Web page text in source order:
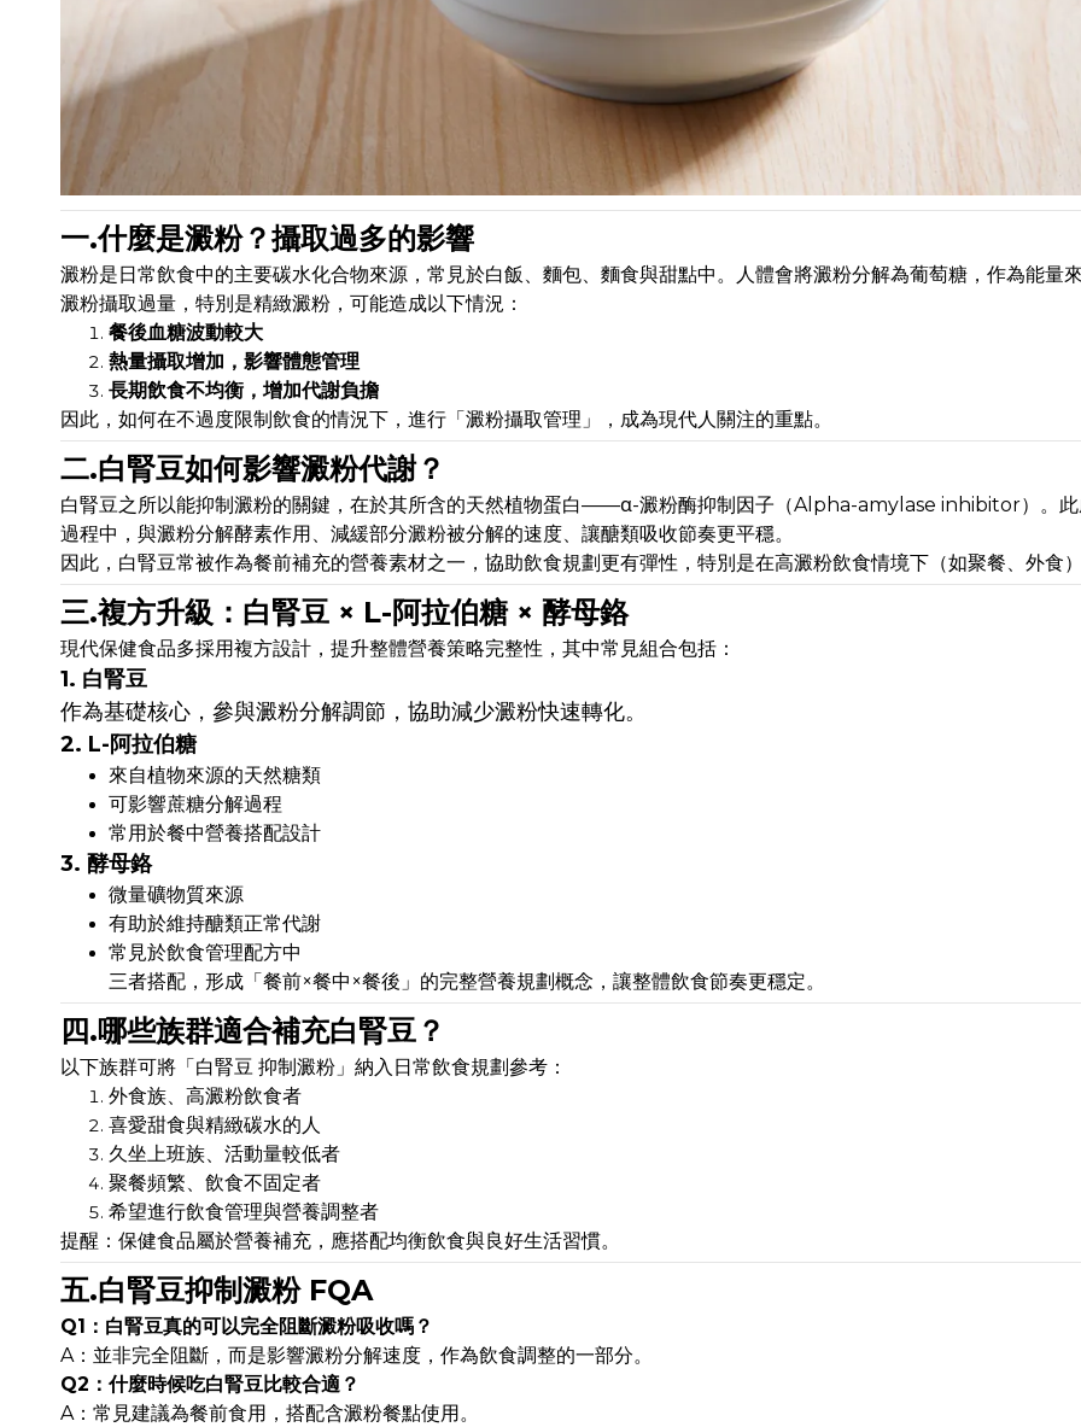
一.什麼是澱粉？攝取過多的影響
澱粉是日常飲食中的主要碳水化合物來源，常見於白飯、麵包、麵食與甜點中。人體會將澱粉分解為葡萄糖，作為能量
澱粉攝取過量，特別是精緻澱粉，可能造成以下情況：
餐後血糖波動較大
熱量攝取增加，影響體態管理
長期飲食不均衡，增加代謝負擔
因此，如何在不過度限制飲食的情況下，進行「澱粉攝取管理」，成為現代人關注的重點。
二.白腎豆如何影響澱粉代謝？
白腎豆之所以能抑制澱粉的關鍵，在於其所含的天然植物蛋白——α-澱粉酶抑制因子（Alpha-amylase inhibitor）。此
過程中，與澱粉分解酵素作用、減緩部分澱粉被分解的速度、讓醣類吸收節奏更平穩。
因此，白腎豆常被作為餐前補充的營養素材之一，協助飲食規劃更有彈性，特別是在高澱粉飲食情境下（如聚餐、外食）
三.複方升級：白腎豆 × L-阿拉伯糖 × 酵母鉻
現代保健食品多採用複方設計，提升整體營養策略完整性，其中常見組合包括：
1. 白腎豆
作為基礎核心，參與澱粉分解調節，協助減少澱粉快速轉化。
2. L-阿拉伯糖
來自植物來源的天然糖類
可影響蔗糖分解過程
常用於餐中營養搭配設計
3. 酵母鉻
微量礦物質來源
有助於維持醣類正常代謝
常見於飲食管理配方中
三者搭配，形成「餐前×餐中×餐後」的完整營養規劃概念，讓整體飲食節奏更穩定。
四.哪些族群適合補充白腎豆？
以下族群可將「白腎豆 抑制澱粉」納入日常飲食規劃參考：
外食族、高澱粉飲食者
喜愛甜食與精緻碳水的人
久坐上班族、活動量較低者
聚餐頻繁、飲食不固定者
希望進行飲食管理與營養調整者
提醒：保健食品屬於營養補充，應搭配均衡飲食與良好生活習慣。
五.白腎豆抑制澱粉 FQA
Q1：白腎豆真的可以完全阻斷澱粉吸收嗎？
A：並非完全阻斷，而是影響澱粉分解速度，作為飲食調整的一部分。
Q2：什麼時候吃白腎豆比較合適？
A：常見建議為餐前食用，搭配含澱粉餐點使用。